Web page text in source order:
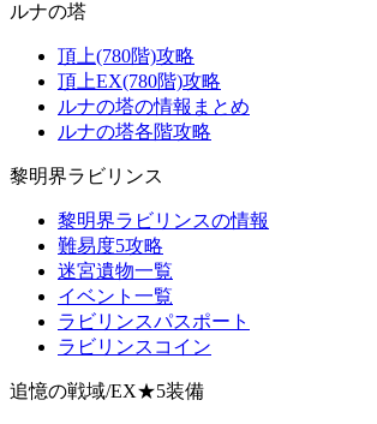
ルナの塔
頂上(780階)攻略
頂上EX(780階)攻略
ルナの塔の情報まとめ
ルナの塔各階攻略
黎明界ラビリンス
黎明界ラビリンスの情報
難易度5攻略
迷宮遺物一覧
イベント一覧
ラビリンスパスポート
ラビリンスコイン
追憶の戦域/EX★5装備